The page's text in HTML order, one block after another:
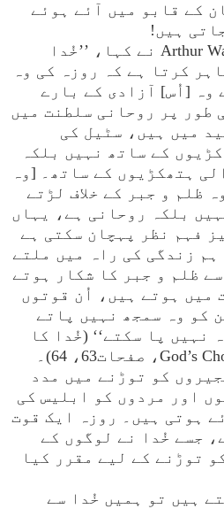
کے قابو میں آئے ہوئے
ہیں!
آرتھر والِس Arthur Wallis نے کہا، ’’خُدا
کرتا ہے کہ روزہ کی وہ
وہ [اُس] آزادی کے بارے
طور پر روحانی سلطنت میں
میں ہیں، سٹیل کی
کے ساتھ نہیں بلکہ
ہتھکڑیوں کے ساتھ۔ [وہ
ظلم و جبر کے خلاف لڑتے
بلکہ روحانی ہے، یہاں
فہم نظر پہچان سکتی ہے
زندگی کی راہ میں ملتے
ظلم و جبر کا شکار ہوتے
میں ہوتے ہیں، اُن قوتوں
کو وہ سمجھ نہیں پاتے
نہیں پا سکتے‘‘ (خُدا کا
چُنا ہوا روزہGod’s Chosen Fast، صفحات63، 64)۔
کو توڑنے میں مدد
اور مردوں کو ابلیس کی
ہوتی ہیں۔ روزہ ایک قوت
جسے خُدا نے لوگوں کے
توڑنے کے لیے مقرر کیا
ہیں تو ہمیں خُدا سے